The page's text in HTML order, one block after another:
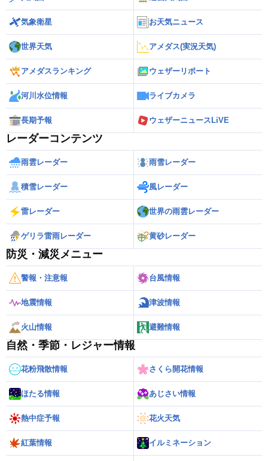
気象衛星 お天気ニュース
世界天気 アメダス(実況天気)
アメダスランキング ウェザーリポート
河川水位情報 ライブカメラ
長期予報 ウェザーニュースLiVE
レーダーコンテンツ
雨雲レーダー 雨雪レーダー
積雪レーダー 風レーダー
雷レーダー 世界の雨雲レーダー
ゲリラ雷雨レーダー 黄砂レーダー
防災・減災メニュー
警報・注意報 台風情報
地震情報 津波情報
火山情報 避難情報
自然・季節・レジャー情報
花粉飛散情報 さくら開花情報
ほたる情報 あじさい情報
熱中症予報 花火天気
紅葉情報 イルミネーション